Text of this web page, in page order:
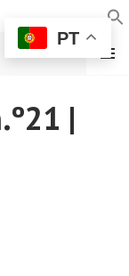
DE
MENU
|
PT